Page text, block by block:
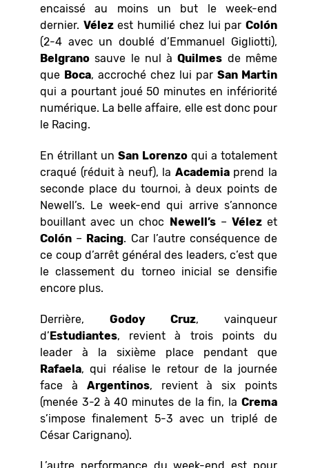
encaissé au moins un but le week-end
dernier. Vélezest humilié chez lui parColón
(2-4 avec un doublé d’Emmanuel Gigliotti),
Belgrano sauve le nul àQuilmes de même
que Boca, accroché chez lui par San Martin
qui a pourtant joué 50 minutes en infériorité
numérique. La belle affaire, elle est donc pour
le Racing.
En étrillant unSan Lorenzoqui a totalement
craqué (réduit à neuf), la Academiaprend la
seconde place du tournoi, à deux points de
Newell’s. Le week-end qui arrive s’annonce
bouillant avec un choc Newell’s– Vélezet
Colón – Racing. Car l’autre conséquence de
ce coup d’arrêt général des leaders, c’est que
le classement du torneo inicial se densifie
encore plus.
Derrière, Godoy Cruz, vainqueur
d’Estudiantes, revient à trois points du
leader à la sixième place pendant que
Rafaela, qui réalise le retour de la journée
face à Argentinos, revient à six points
(menée 3-2 à 40 minutes de la fin, la Crema
s’impose finalement 5-3 avec un triplé de
César Carignano).